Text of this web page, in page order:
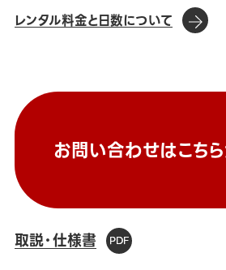
レンタル料金と日数について
お問い合わせはこち
取説・仕様書